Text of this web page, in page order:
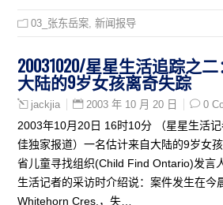
03_张东岳案 ,新闻报导
20031020/星星生活追踪之
大陆的9岁女孩离奇失踪
jackjia 2003 年 10 月 20 日 0
2003年10月20日 16时10分 （星星生活
佳独家报道）一名估计来自大陆的9岁女
省儿童寻找组织(Child Find Ontario)发言
生活记者的采访时介绍说：案件发生在今
Whitehorn Cres.，失…